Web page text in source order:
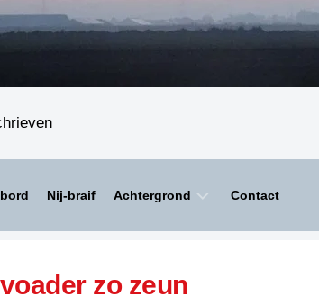
Nij-braif Achtergrond
KREUZE
Contact
zo zeun